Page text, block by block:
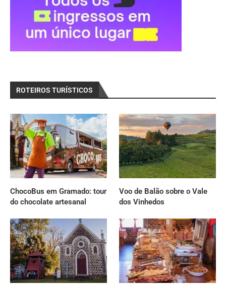
ROTEIROS TURÍSTICOS
ChocoBus em Gramado: tour
do chocolate artesanal
Voo de Balão sobre o Vale
dos Vinhedos